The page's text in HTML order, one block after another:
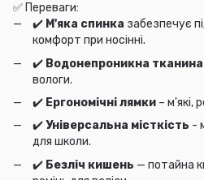
✅ Переваги:
✔️ М'яка спинка забезпечує
комфорт при носінні.
✔️ Водонепроникна тканина
вологи.
✔️ Ергономічні лямки – м'які,
✔️Універсальна місткість -
для школи.
✔️ Безліч кишень — потайна